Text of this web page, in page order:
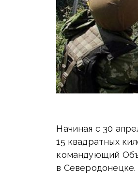
Начиная с 30
15 квадратных
командующий
в Северодонецке.